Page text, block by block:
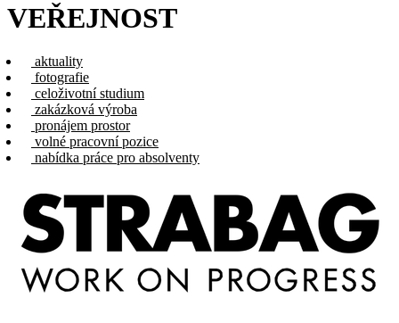
VEŘEJNOST
aktuality
fotografie
celoživotní studium
zakázková výroba
pronájem prostor
volné pracovní pozice
nabídka práce pro absolventy